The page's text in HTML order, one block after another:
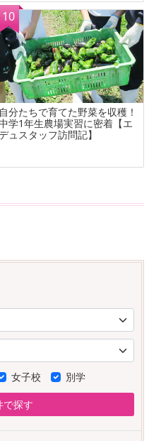
自分たちで育てた野菜を収穫！
学1年生農場実習に密着【エ
ュスタッフ訪問記】
女子校 別学
で探す